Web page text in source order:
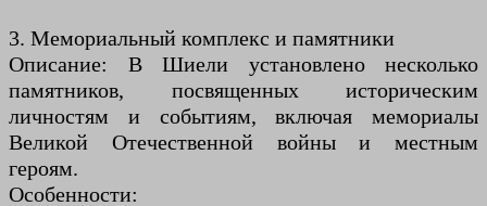
3. Мемориальный комплекс и памятники
Описание: В Шиели установлено несколько
памятников, посвященных историческим
личностям и событиям, включая мемориалы
Великой Отечественной войны и местным
героям.
Особенности: